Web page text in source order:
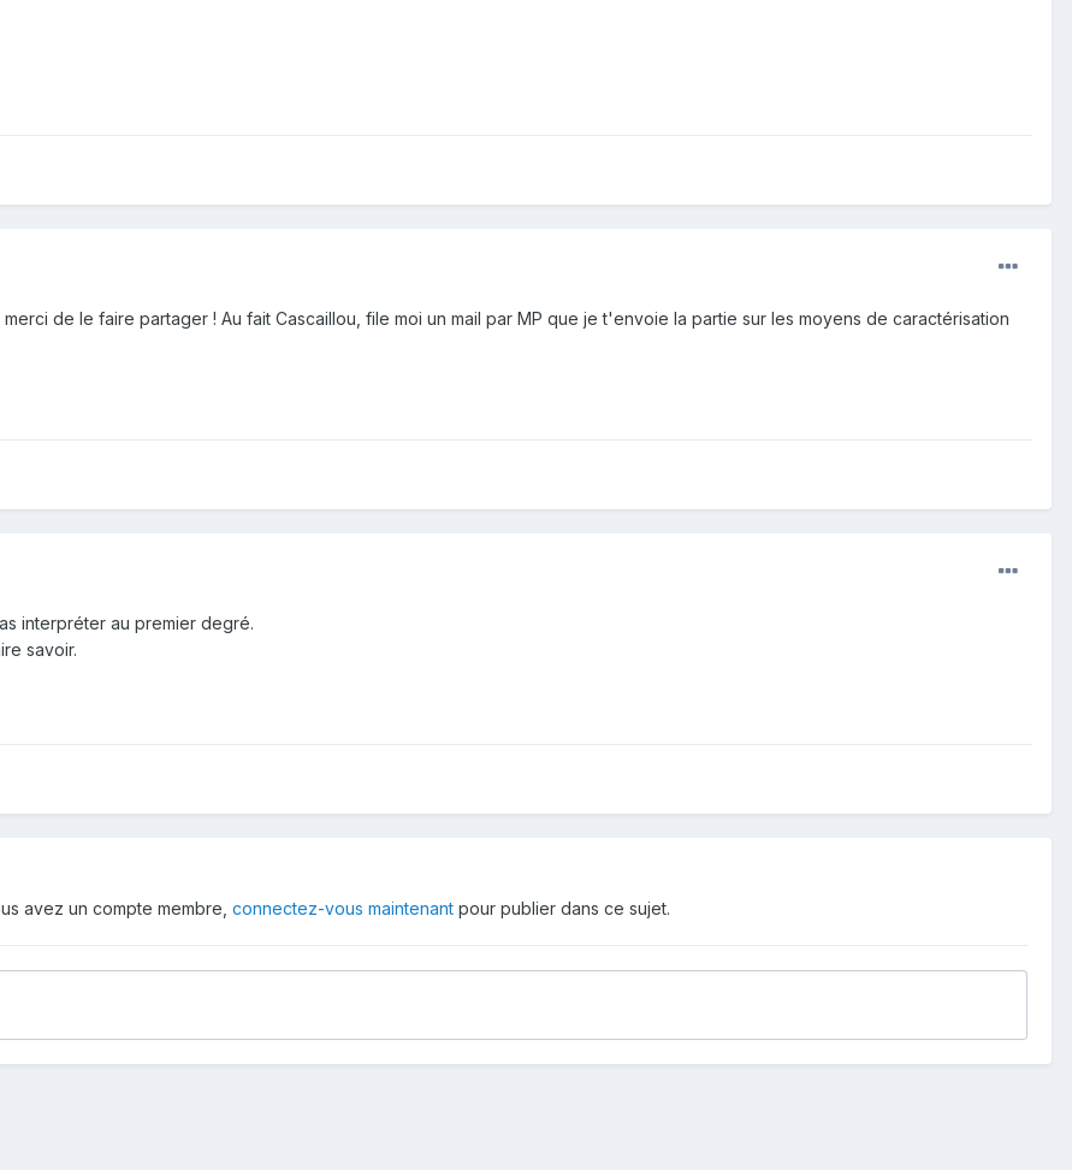
de le faire partager ! Au fait Cascaillou, file moi un mail par MP que je t'envoie la partie sur les moyens de caractérisation
interpréter au premier degré.
savoir.
avez un compte membre, connectez-vous maintenant pour publier dans ce sujet.